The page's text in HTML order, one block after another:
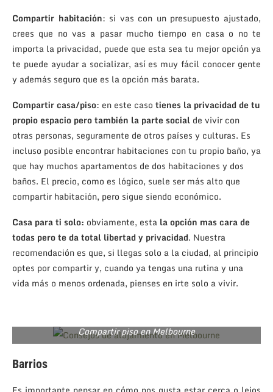
Compartir habitación: si vas con un presupuesto ajustado,
crees que no vas a pasar mucho tiempo en casa o no te
importa la privacidad, puede que esta sea tu mejor opción ya
te puede ayudar a socializar, así es muy fácil conocer gente
y además seguro que es la opción más barata.
Compartir casa/piso: en este caso tienes la privacidad de tu
propio espacio pero también la parte social de vivir con
otras personas, seguramente de otros países y culturas. Es
incluso posible encontrar habitaciones con tu propio baño, ya
que hay muchos apartamentos de dos habitaciones y dos
baños. El precio, como es lógico, suele ser más alto que
compartir habitación, pero sigue siendo económico.
Casa para ti solo: obviamente, esta la opción mas cara de
todas pero te da total libertad y privacidad. Nuestra
recomendación es que, si llegas solo a la ciudad, al principio
optes por compartir y, cuando ya tengas una rutina y una
vida más o menos ordenada, pienses en irte solo a vivir.
Compartir piso en Melbourne
Barrios